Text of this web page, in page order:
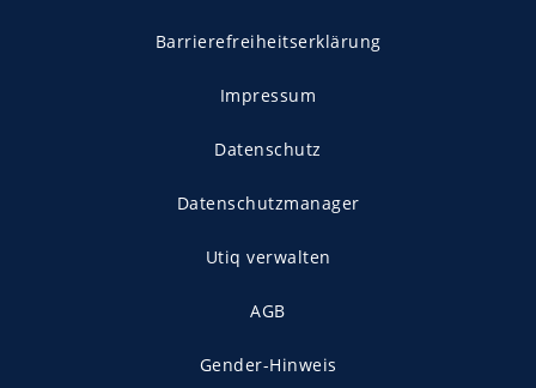
Barrierefreiheitserklärung
Impressum
Datenschutz
Datenschutzmanager
Utiq verwalten
AGB
Gender-Hinweis